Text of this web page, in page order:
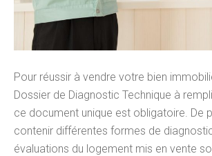
Pour réussir à vendre votre bien
Dossier de Diagnostic Technique à
ce document unique est obligatoire. De
contenir différentes formes de
évaluations du logement mis en vente